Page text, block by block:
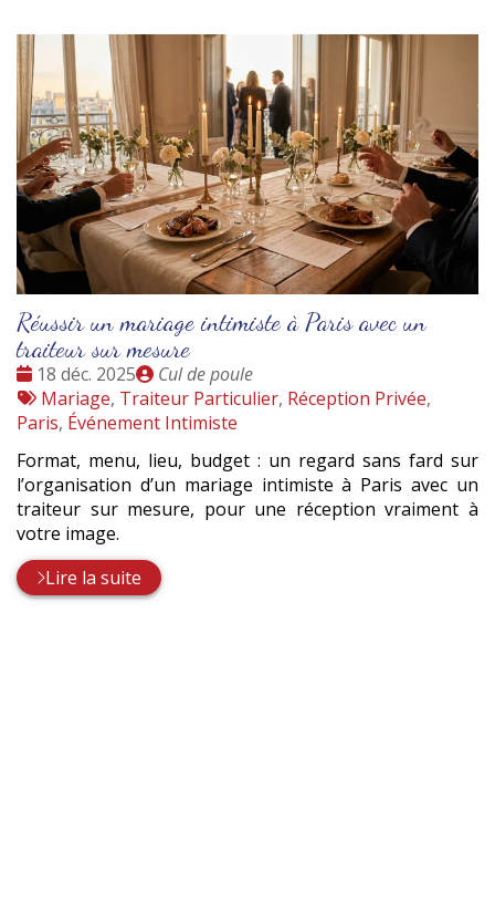
Réussir un mariage intimiste à Paris avec un
traiteur sur mesure
Date
:
18 déc. 2025
Publié
par
Cul de poule
Tags
:
Mariage, Traiteur Particulier, Réception Privée,
Paris, Événement Intimiste
Format, menu, lieu, budget : un regard sans fard sur
l’organisation d’un mariage intimiste à Paris avec un
traiteur sur mesure, pour une réception vraiment à
votre image.
Lire la suite